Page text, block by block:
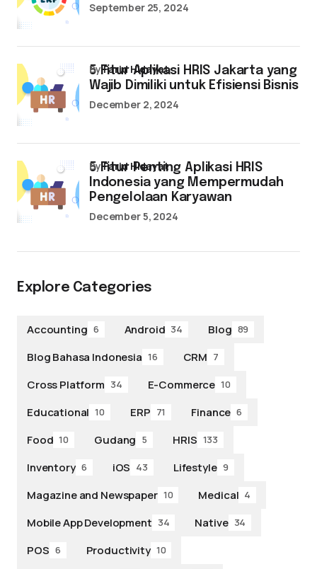
September 25, 2024
5 Fitur Aplikasi HRIS Jakarta yang
Wajib Dimiliki untuk Efisiensi Bisnis
byFarid Hidayat
December 2, 2024
5 Fitur Penting Aplikasi HRIS
Indonesia yang Mempermudah
Pengelolaan Karyawan
byFarid Hidayat
December 5, 2024
Explore Categories
Accounting 6 Android 34 Blog 89
Blog Bahasa Indonesia 16 CRM 7
Cross Platform 34 E-Commerce 10
Educational 10 ERP 71 Finance 6
Food 10 Gudang 5 HRIS 133
Inventory 6 iOS 43 Lifestyle 9
Magazine and Newspaper 10 Medical 4
Mobile App Development 34 Native 34
POS 6 Productivity 10